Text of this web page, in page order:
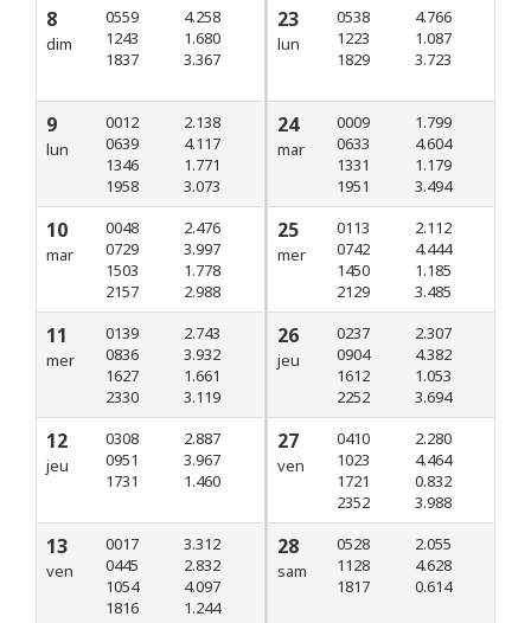
8
dim
0559
1243
1837
4.258
1.680
3.367
9
lun
0012
0639
1346
1958
2.138
4.117
1.771
3.073
10
mar
0048
0729
1503
2157
2.476
3.997
1.778
2.988
11
mer
0139
0836
1627
2330
2.743
3.932
1.661
3.119
12
jeu
0308
0951
1731
2.887
3.967
1.460
13
ven
0017
0445
1054
1816
3.312
2.832
4.097
1.244
23
lun
0538
1223
1829
4.766
1.087
3.723
24
mar
0009
0633
1331
1951
1.799
4.604
1.179
3.494
25
mer
0113
0742
1450
2129
2.112
4.444
1.185
3.485
26
jeu
0237
0904
1612
2252
2.307
4.382
1.053
3.694
27
ven
0410
1023
1721
2352
2.280
4.464
0.832
3.988
28
sam
0528
1128
1817
2.055
4.628
0.614